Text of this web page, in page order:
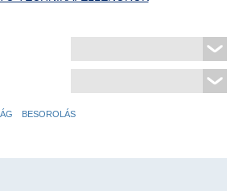
BESOROLÁS